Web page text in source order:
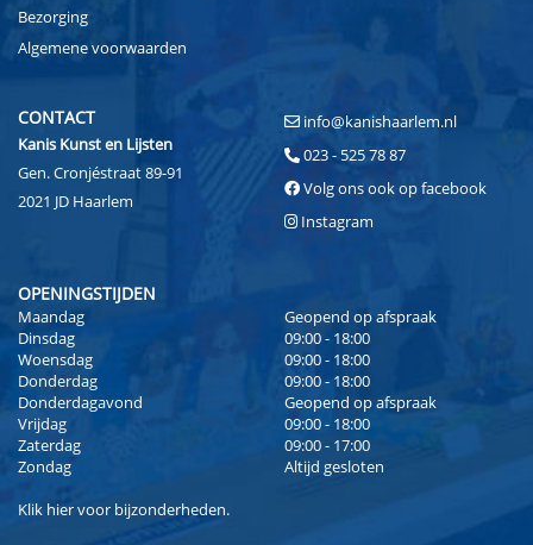
Bezorging
Algemene voorwaarden
CONTACT
Kanis Kunst en Lijsten
Gen. Cronjéstraat 89-91
2021 JD Haarlem
info@kanishaarlem.nl
023 - 525 78 87
Volg ons ook op facebook
Instagram
OPENINGSTIJDEN
Maandag
Geopend op afspraak
Dinsdag
09:00 - 18:00
Woensdag
09:00 - 18:00
Donderdag
09:00 - 18:00
Donderdagavond
Geopend op afspraak
Vrijdag
09:00 - 18:00
Zaterdag
09:00 - 17:00
Zondag
Altijd gesloten
Klik hiervoor bijzonderheden.